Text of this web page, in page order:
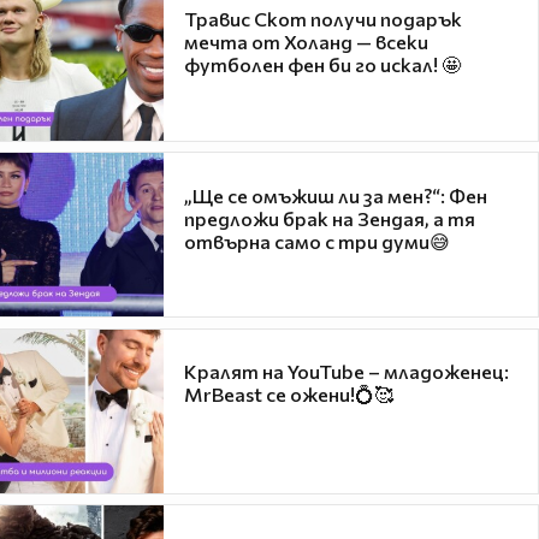
Травис Скот получи подарък
мечта от Холанд — всеки
футболен фен би го искал! 🤩
„Ще се омъжиш ли за мен?“: Фен
предложи брак на Зендая, а тя
отвърна само с три думи😅
Кралят на YouTube – младоженец:
MrBeast се ожени!💍🥰